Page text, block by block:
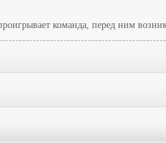
команда, перед ним